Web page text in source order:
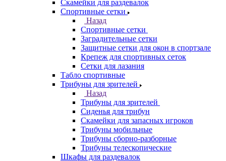
Скамейки для раздевалок
Спортивные сетки
Назад
Спортивные сетки
Заградительные сетки
Защитные сетки для окон в спортзале
Крепеж для спортивных сеток
Сетки для лазания
Табло спортивные
Трибуны для зрителей
Назад
Трибуны для зрителей
Сиденья для трибун
Скамейки для запасных игроков
Трибуны мобильные
Трибуны сборно-разборные
Трибуны телескопические
Шкафы для раздевалок